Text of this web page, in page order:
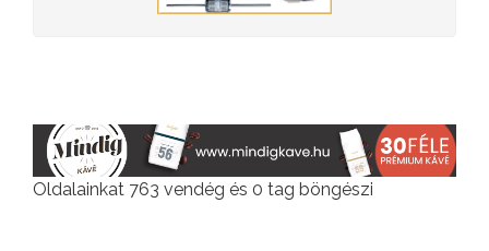
Oldalainkat 763 vendég és 0 tag böngészi